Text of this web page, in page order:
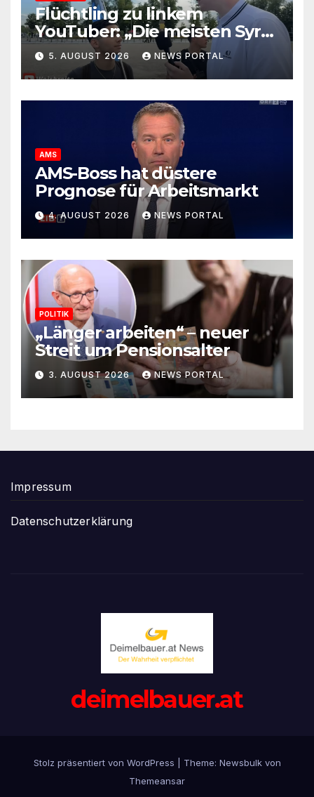
Flüchtling zu linkem
YouTuber: „Die meisten Syrer
kommen wegen der
Sozialleistungen“
5. AUGUST 2026 NEWS PORTAL
AMS
AMS-Boss hat düstere
Prognose für Arbeitsmarkt
4. AUGUST 2026 NEWS PORTAL
POLITIK
„Länger arbeiten“ – neuer
Streit um Pensionsalter
3. AUGUST 2026 NEWS PORTAL
Impressum
Datenschutzerklärung
deimelbauer.at
Stolz präsentiert von WordPress Theme: Newsbulkvon
Themeansar